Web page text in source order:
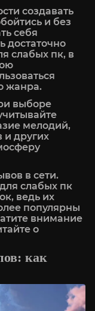
создавать
и без
себя
достаточно
слабых пк, в
жанра.
выборе
мелодий,
и других
в сети.
слабых пк
ведь их
популярны
внимание
о
как